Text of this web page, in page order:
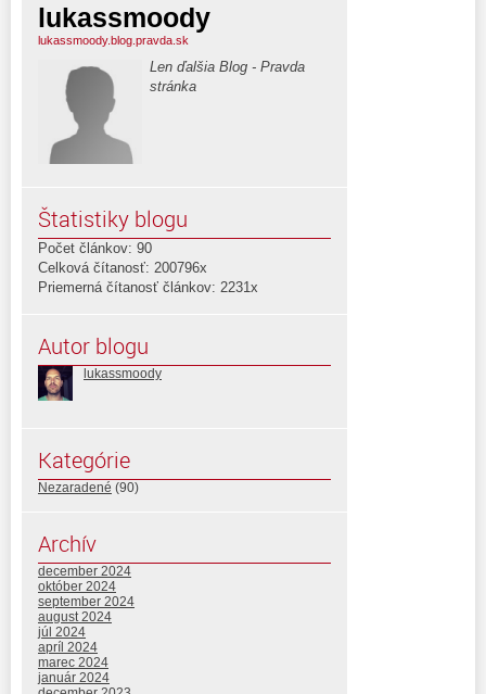
lukassmoody
lukassmoody.blog.pravda.sk
Len ďalšia Blog - Pravda
stránka
Štatistiky blogu
Počet článkov: 90
Celková čítanosť: 200796x
Priemerná čítanosť článkov: 2231x
Autor blogu
lukassmoody
Kategórie
Nezaradené (90)
Archív
december 2024
október 2024
september 2024
august 2024
júl 2024
apríl 2024
marec 2024
január 2024